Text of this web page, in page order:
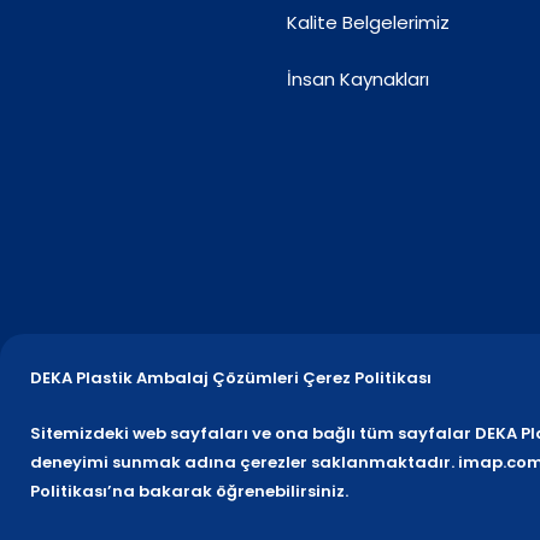
Kalite Belgelerimiz
İnsan Kaynakları
DEKA Plastik Ambalaj Çözümleri Çerez Politikası
Sitemizdeki web sayfaları ve ona bağlı tüm sayfalar DEKA
deneyimi sunmak adına çerezler saklanmaktadır.
Politikası’na bakarak öğrenebilirsiniz.